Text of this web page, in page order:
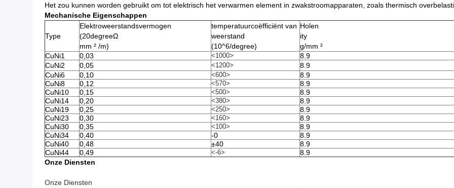
Het zou kunnen worden gebruikt om tot elektrisch het verwarmen element in zwakstroomapparaten, zoals thermisch
Mechanische Eigenschappen
Type
Elektroweerstandsvermogen
(20degreeΩ
mm ² /m)
temperatuurcoëfficiënt van
weerstand
(10^6/degree)
Holen
ity
g/mm ²
CuNi1
0,03 <1000> 8.9
CuNi2
0,05 <1200> 8.9
CuNi6
0,10 <600> 8.9
CuNi8
0,12 <570> 8.9
CuNi10
0,15 <500> 8.9
CuNi14
0,20 <380> 8.9
CuNi19
0,25 <250> 8.9
CuNi23
0,30 <160> 8.9
CuNi30
0,35 <100> 8.9
CuNi34
0,40 -0 8.9
CuNi40
0,48 ±40 8.9
CuNi44
0,49 <-6> 8.9
Onze Diensten
Onze Diensten